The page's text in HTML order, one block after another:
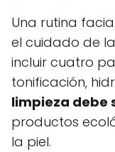
Una rutina
el cuidado de
incluir cuatro
tonificación,
limpieza debe
productos
la piel.